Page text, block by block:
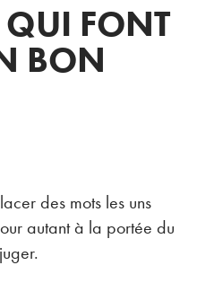
FONT
BON
des mots les uns
autant à la portée du